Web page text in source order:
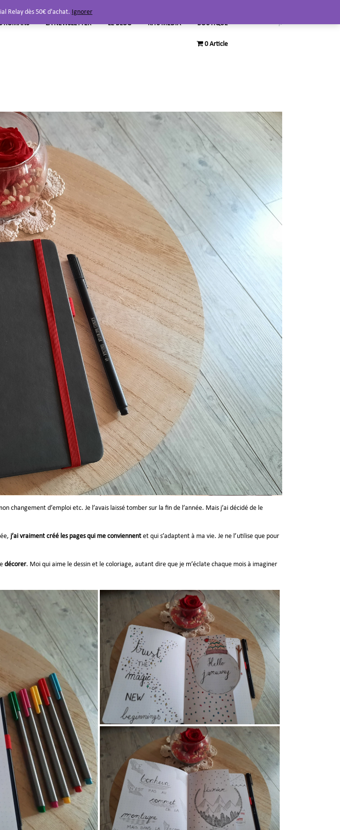
ROMANS LA NEWSLETTER LE BLOG KITS MEDIA BOUTIQUE
0 Article
changement d’emploi etc. Je l’avais laissé tomber sur la fin de l’année. Mais j’ai décidé de le
j’ai vraiment créé les pages qui me conviennent et qui s’adaptent à ma vie. Je ne l’utilise que pour
décorer. Moi qui aime le dessin et le coloriage, autant dire que je m’éclate chaque mois à imaginer
Relay dès 50€ d'achat. Ignorer